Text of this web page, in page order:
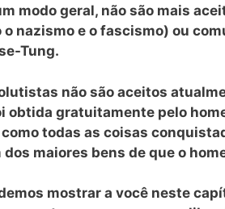
modo geral, não são mais
nazismo e o fascismo) ou
Tung.
não são aceitos
obtida gratuitamente pelo
todas as coisas
maiores bens de que o
mostrar a você neste